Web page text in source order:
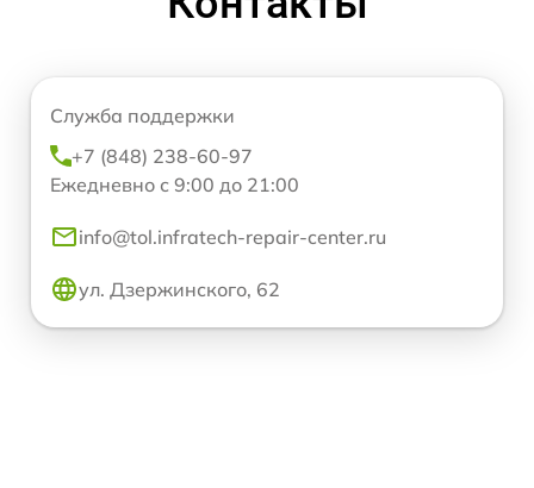
Служба поддержки
+7 (848) 238-60-97
Ежедневно с 9:00 до 21:00
info@tol.infratech-repair-center.ru
ул. Дзержинского, 62